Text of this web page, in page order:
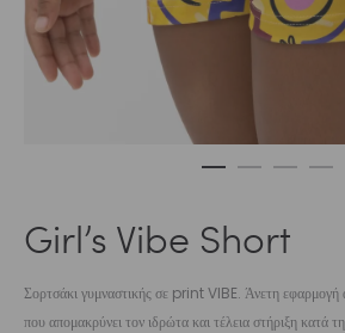
Girl’s Vibe Short
Σορτσάκι γυμναστικής σε print VIBE. Άνετη
που απομακρύνει τον ιδρώτα και τέλεια στήριξη κατά